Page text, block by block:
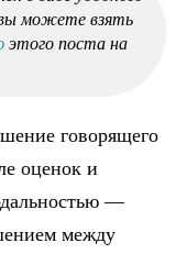
можете взять
этого поста на
говорящего
оценок и
—
между